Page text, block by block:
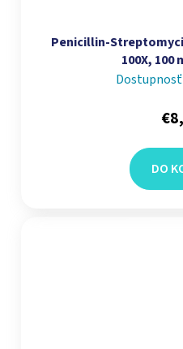
Penicillin-
100X, 100
DO